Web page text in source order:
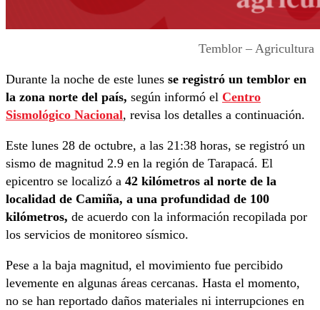
Temblor – Agricultura
Durante la noche de este lunes se registró un temblor en
la zona norte del país, según informó el Centro
Sismológico Nacional, revisa los detalles a continuación.
Este lunes 28 de octubre, a las 21:38 horas, se registró un
sismo de magnitud 2.9 en la región de Tarapacá. El
epicentro se localizó a 42 kilómetros al norte de la
localidad de Camiña, a una profundidad de 100
kilómetros, de acuerdo con la información recopilada por
los servicios de monitoreo sísmico.
Pese a la baja magnitud, el movimiento fue percibido
levemente en algunas áreas cercanas. Hasta el momento,
no se han reportado daños materiales ni interrupciones en